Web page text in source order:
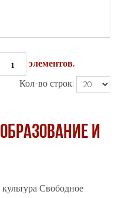
1
элементов.
Кол-во строк:
и
Свободное